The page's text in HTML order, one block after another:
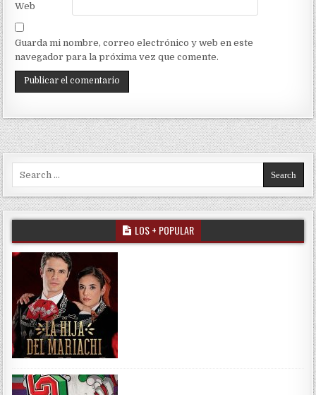
Web
Guarda mi nombre, correo electrónico y web en este
navegador para la próxima vez que comente.
Search for:
LOS + POPULAR